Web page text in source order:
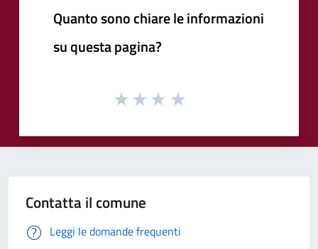
Quanto sono chiare le informazioni
su questa pagina?
Contatta il comune
Leggi le domande frequenti